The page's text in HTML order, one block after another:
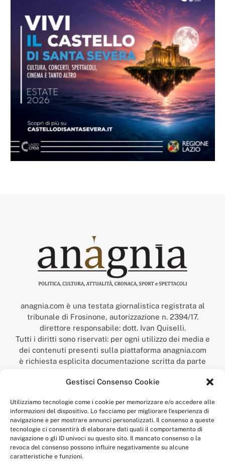
Gestisci Consenso Cookie
Utilizziamo tecnologie come i cookie per memorizzare e/o accedere alle
informazioni del dispositivo. Lo facciamo per migliorare l'esperienza di
navigazione e per mostrare annunci personalizzati. Il consenso a queste
tecnologie ci consentirà di elaborare dati quali il comportamento di
navigazione o gli ID univoci su questo sito. Il mancato consenso o la
revoca del consenso possono influire negativamente su alcune
caratteristiche e funzioni.
anagnia.com è una testata giornalistica registrata al
tribunale di Frosinone, autorizzazione n. 2394/17.
direttore responsabile: dott. Ivan Quiselli.
Tutti i diritti sono riservati: per ogni utilizzo dei media e
dei contenuti presenti sulla piattaforma anagnia.com
è richiesta esplicita documentazione scritta da parte
“Anagnia” è un marchio registrato presso l’Ufficio Italiano
Economico,
num. registrazione: 302017000014044 del 9 febbraio 2017.
Per contatti:redazione@anagnia.com